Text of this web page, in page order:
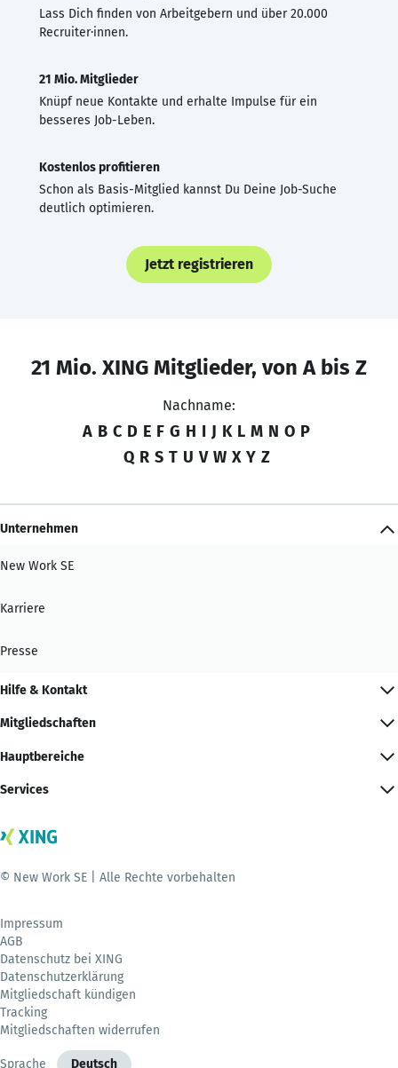
Lass Dich finden von Arbeitgebern und über 20.000
Recruiter·innen.
21 Mio. Mitglieder
Knüpf neue Kontakte und erhalte Impulse für ein
besseres Job-Leben.
Kostenlos profitieren
Schon als Basis-Mitglied kannst Du Deine Job-Suche
deutlich optimieren.
Jetzt registrieren
21 Mio. XING Mitglieder, von A bis Z
Nachname:
A B C D E F G H I J K L M N O P
Q R S T U V W X Y Z
Unternehmen
New Work SE
Karriere
Presse
Hilfe & Kontakt
Mitgliedschaften
Hauptbereiche
Services
© New Work SE | Alle Rechte vorbehalten
Impressum
AGB
Datenschutz bei XING
Datenschutzerklärung
Mitgliedschaft kündigen
Tracking
Mitgliedschaften widerrufen
Sprache Deutsch